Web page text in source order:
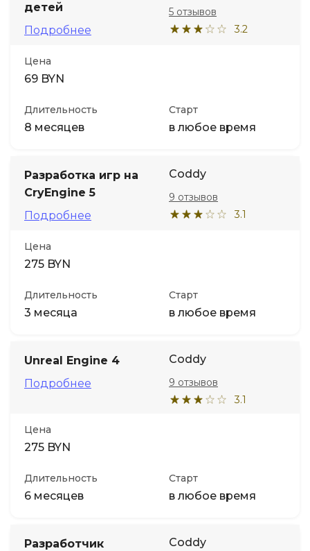
детей
Подробнее
3.2
5 отзывов
Цена
69 BYN
Длительность
8 месяцев
Старт
в любое время
Разработка игр на
CryEngine 5
Подробнее
Coddy
3.1
9 отзывов
Цена
275 BYN
Длительность
3 месяца
Старт
в любое время
Unreal Engine 4
Подробнее
Coddy
3.1
9 отзывов
Цена
275 BYN
Длительность
6 месяцев
Старт
в любое время
Разработчик
Coddy